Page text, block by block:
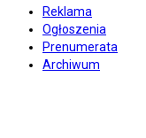
Reklama
Ogłoszenia
Prenumerata
Archiwum